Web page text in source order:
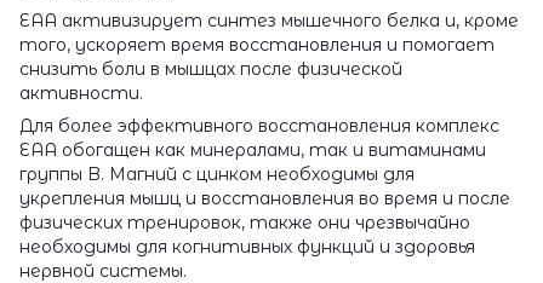
EAA активизирует синтез мышечного белка и, кроме
того, ускоряет время восстановления и помогает
снизить боли в мышцах после физической
активности.
Для более эффективного восстановления комплекс
ЕАА обогащен как минералами, так и витаминами
группы B. Магний с цинком необходимы для
укрепления мышц и восстановления во время и после
физических тренировок, также они чрезвычайно
необходимы для когнитивных функций и здоровья
нервной системы.